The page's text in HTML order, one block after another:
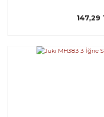
147,29